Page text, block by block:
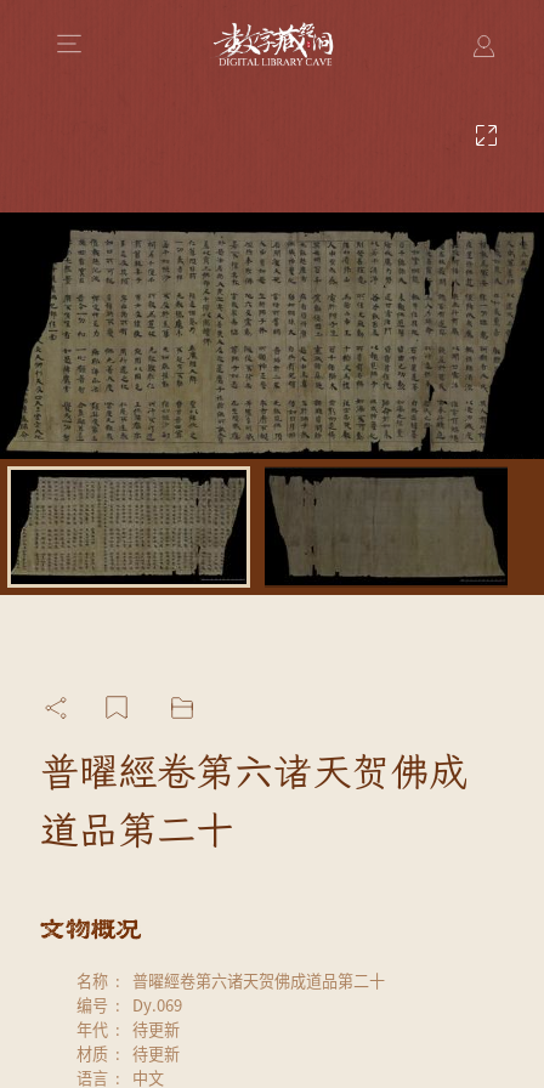
普曜經卷第六诸天贺佛成
道品第二十
名称
普曜經卷第六诸天贺佛成道品第二十
编号
Dy.069
年代
待更新
材质
待更新
语言
中文